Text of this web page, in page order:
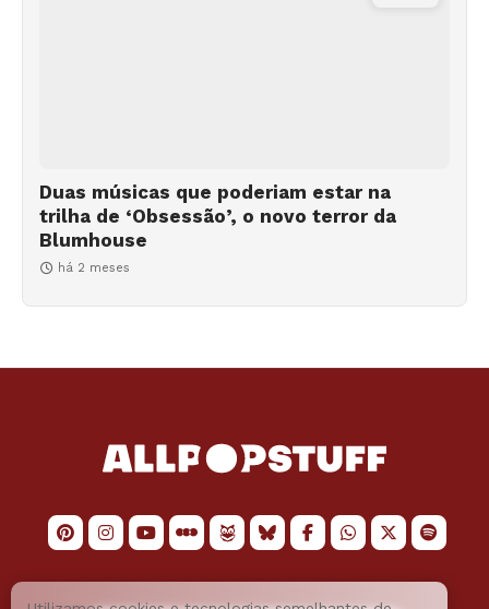
Duas músicas que poderiam estar na
trilha de ‘Obsessão’, o novo terror da
Blumhouse
há 2 meses